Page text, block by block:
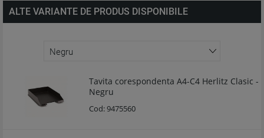
ALTE VARIANTE DE PRODUS DISPONIBILE
Tavita corespondenta A4-C4 Herlitz Clasic -
Negru
Cod:9475560